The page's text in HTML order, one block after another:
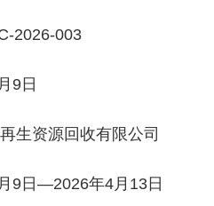
2026-003
9日
生资源回收有限公司
9日—2026年4月13日